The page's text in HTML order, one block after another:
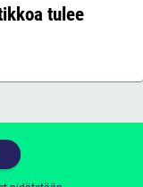
tulee